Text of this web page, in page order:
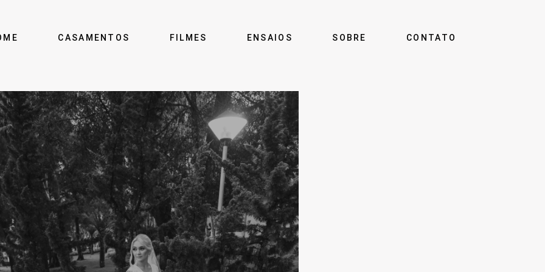
CASAMENTOS FILMES ENSAIOS SOBRE CONTATO